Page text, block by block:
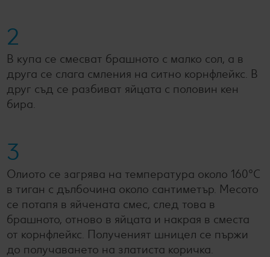
2
В купа се смесват брашното с малко сол, а в
друга се слага смления на ситно корнфлейкс. В
друг съд се разбиват яйцата с половин кен
бира.
3
Олиото се загрява на температура около 160°С
в тиган с дълбочина около сантиметър. Месото
се потапя в яйчената смес, след това в
брашното, отново в яйцата и накрая в сместа
от корнфлейкс. Полученият шницел се пържи
до получаването на златиста коричка.